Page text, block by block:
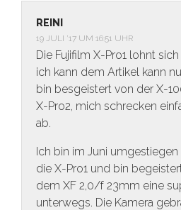
REINI
19 JULI ’17 UM 16:51 UHR
Die Fujifilm X-Pro1 lohnt sich
ich kann dem Artikel kann
bin besgeistert von der X-
X-Pro2, mich schrecken
ab.
Ich bin im Juni umgestiegen
die X-Pro1 und bin
dem XF 2,0/f 23mm eine
unterwegs. Die Kamera